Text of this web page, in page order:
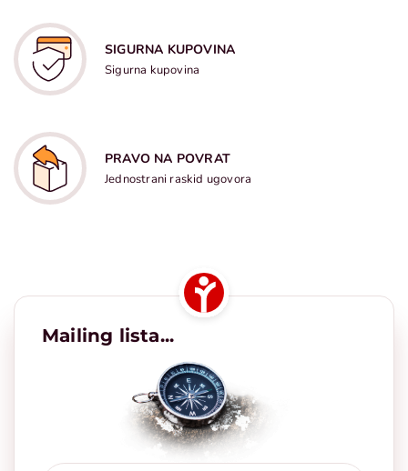
SIGURNA KUPOVINA
Sigurna kupovina
PRAVO NA POVRAT
Jednostrani raskid ugovora
Mailing lista...